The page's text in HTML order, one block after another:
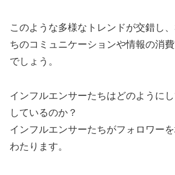
このような多様なトレンドが交錯し
ちのコミュニケーションや情報の消
でしょう。
インフルエンサーたちはどのように
しているのか？
インフルエンサーたちがフォロワー
わたります。